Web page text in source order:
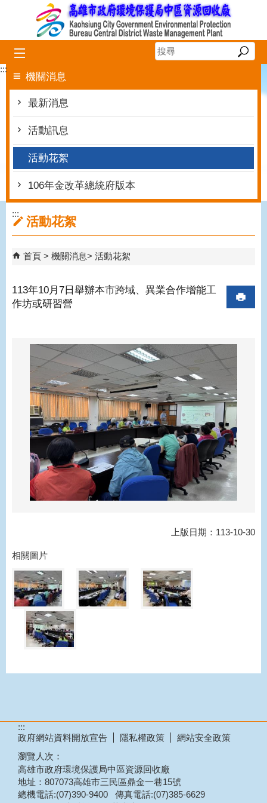
跳到主要內容區塊
:::
機關消息
最新消息
活動訊息
活動花絮
106年金改革總統府版本
:::
活動花絮
首頁 機關消息 活動花絮
113年10月7日舉辦本市跨域、異業合作增能工
作坊或研習營
上版日期：113-10-30
相關圖片
:::
政府網站資料開放宣告
隱私權政策
網站安全政策
瀏覽人次：
高雄市政府環境保護局中區資源回收廠
地址：807073高雄市三民區鼎金一巷15號
總機電話:(07)390-9400 傳真電話:(07)385-6629